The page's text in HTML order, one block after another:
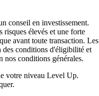
conseil en investissement.
élevés et une forte
avant toute transaction. Les
des conditions d'éligibilité et
nos conditions générales.
votre niveau Level Up.